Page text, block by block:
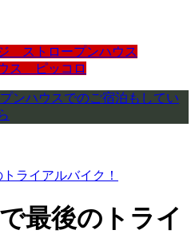
ストロープンハウス
ス ピッコロ
ンハウスでのご宿泊もしてい
ライアルバイク！
最後のトライ